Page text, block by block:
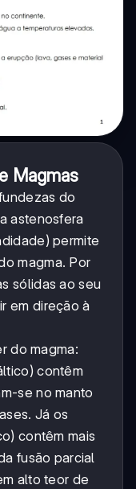
Magmas
do
astenosfera
permite
magma. Por
sólidas ao seu
em direção à
do magma:
contêm
se no manto
Já os
contêm mais
fusão parcial
alto teor de